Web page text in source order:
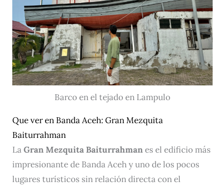
Barco en el tejado en Lampulo
Que ver en Banda Aceh: Gran Mezquita
Baiturrahman
LaGran Mezquita Baiturrahmanes el edificio más
impresionante de Banda Aceh y uno de los pocos
lugares turísticos sin relación directa con el